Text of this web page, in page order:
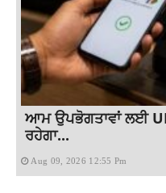
ਆਮ ਉਪਭੋਗਤਾਵਾਂ ਲਈ
ਰਹੇਗਾ...
Aug 09, 2026 12:55 Pm